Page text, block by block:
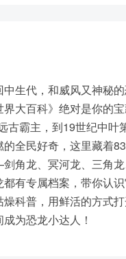
中生代，和威风又神秘
大百科》绝对是你的
古霸主，到19世纪中叶
全民好奇，这里藏着
角龙、冥河龙、三角
有专属档案，带你认
科普，用鲜活的方式
为恐龙小达人！